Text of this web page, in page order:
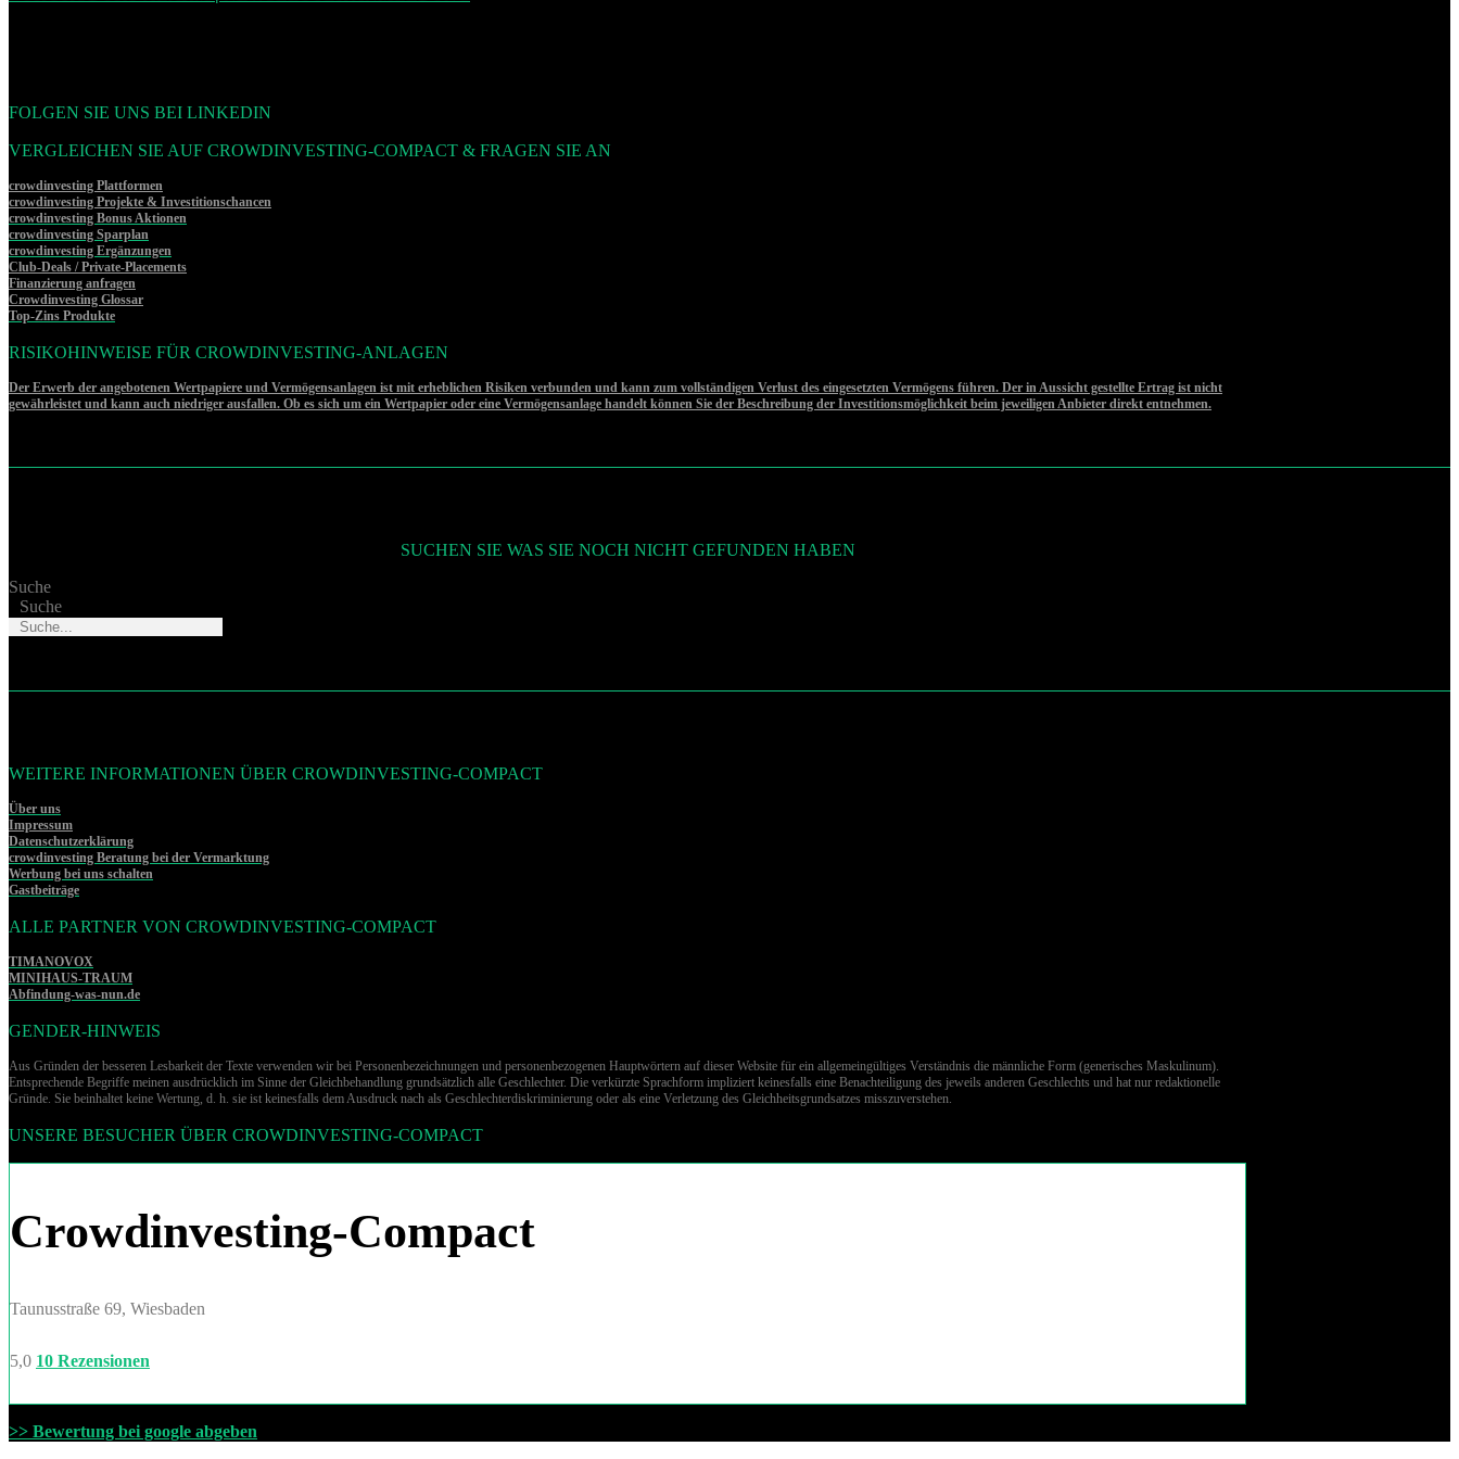
FOLGEN SIE UNS BEI LINKEDIN
VERGLEICHEN SIE AUF CROWDINVESTING-COMPACT & FRAGEN SIE AN
crowdinvesting Plattformen
crowdinvesting Projekte & Investitionschancen
crowdinvesting Bonus Aktionen
crowdinvesting Sparplan
crowdinvesting Ergänzungen
Club-Deals / Private-Placements
Finanzierung anfragen
Crowdinvesting Glossar
Top-Zins Produkte
RISIKOHINWEISE FÜR CROWDINVESTING-ANLAGEN
Der Erwerb der angebotenen Wertpapiere und Vermögensanlagen ist mit erheblichen Risiken verbunden und kann zum vollständigen Verlust des eingesetzten Vermögens führen. Der in Aussicht gestellte Ertrag ist nicht
gewährleistet und kann auch niedriger ausfallen. Ob es sich um ein Wertpapier oder eine Vermögensanlage handelt können Sie der Beschreibung der Investitionsmöglichkeit beim jeweiligen Anbieter direkt entnehmen.
SUCHEN SIE WAS SIE NOCH NICHT GEFUNDEN HABEN
Suche
Suche
WEITERE INFORMATIONEN ÜBER CROWDINVESTING-COMPACT
Über uns
Impressum
Datenschutzerklärung
crowdinvesting Beratung bei der Vermarktung
Werbung bei uns schalten
Gastbeiträge
ALLE PARTNER VON CROWDINVESTING-COMPACT
TIMANOVOX
MINIHAUS-TRAUM
Abfindung-was-nun.de
GENDER-HINWEIS
Aus Gründen der besseren Lesbarkeit der Texte verwenden wir bei Per­so­nen­be­zeich­nun­gen und per­so­nen­be­zo­ge­nen Hauptwörtern auf dieser Website für ein allgemeingültiges Verständnis die männliche Form (generisches Maskulinum).
Entsprechende Begriffe meinen ausdrücklich im Sinne der Gleichbehandlung grund­sätz­lich alle Geschlechter. Die verkürzte Sprachform impliziert keinesfalls eine Benachteiligung des jeweils anderen Geschlechts und hat nur redaktionelle
Gründe. Sie beinhaltet keine Wertung, d. h. sie ist keinesfalls dem Ausdruck nach als Geschlechterdiskriminierung oder als eine Verletzung des Gleich­heits­grund­sat­zes misszuverstehen.
UNSERE BESUCHER ÜBER CROWDINVESTING-COMPACT
Crowdinvesting-Compact
Taunusstraße 69, Wiesbaden
5,0 10 Rezensionen
>> Bewertung bei google abgeben